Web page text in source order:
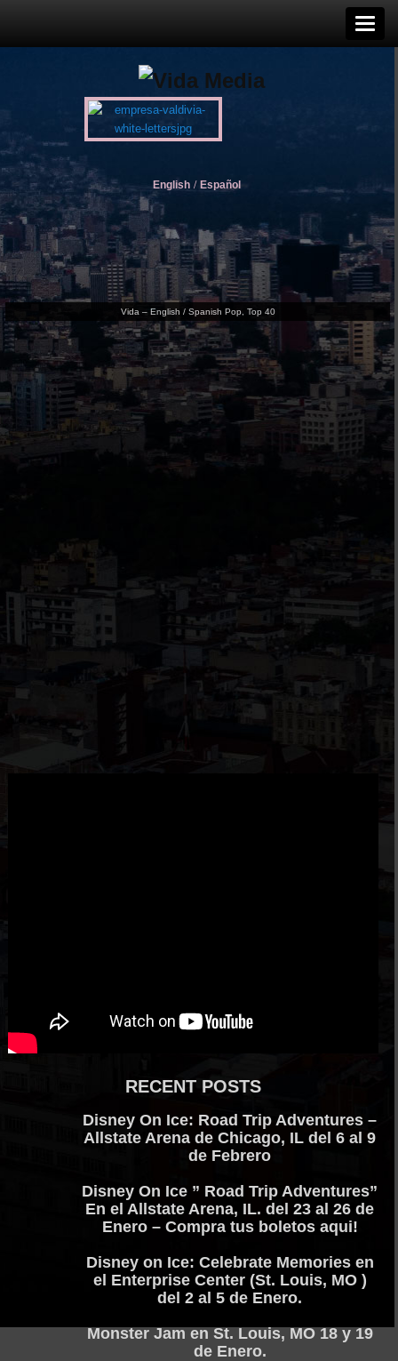
English / Español
Vida – English / Spanish Pop, Top 40
RECENT POSTS
Disney On Ice: Road Trip Adventures –
Allstate Arena de Chicago, IL del 6 al 9
de Febrero
Disney On Ice ” Road Trip Adventures”
En el Allstate Arena, IL. del 23 al 26 de
Enero – Compra tus boletos aqui!
Disney on Ice: Celebrate Memories en
el Enterprise Center (St. Louis, MO )
del 2 al 5 de Enero.
Monster Jam en St. Louis, MO 18 y 19
de Enero.